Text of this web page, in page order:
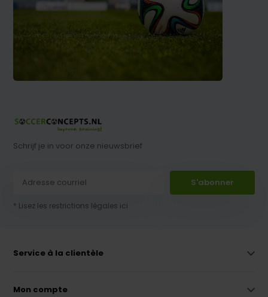
Schrijf je in voor onze nieuwsbrief
S'abonner
* Lisez les restrictions légales ici
Service à la clientèle
Mon compte